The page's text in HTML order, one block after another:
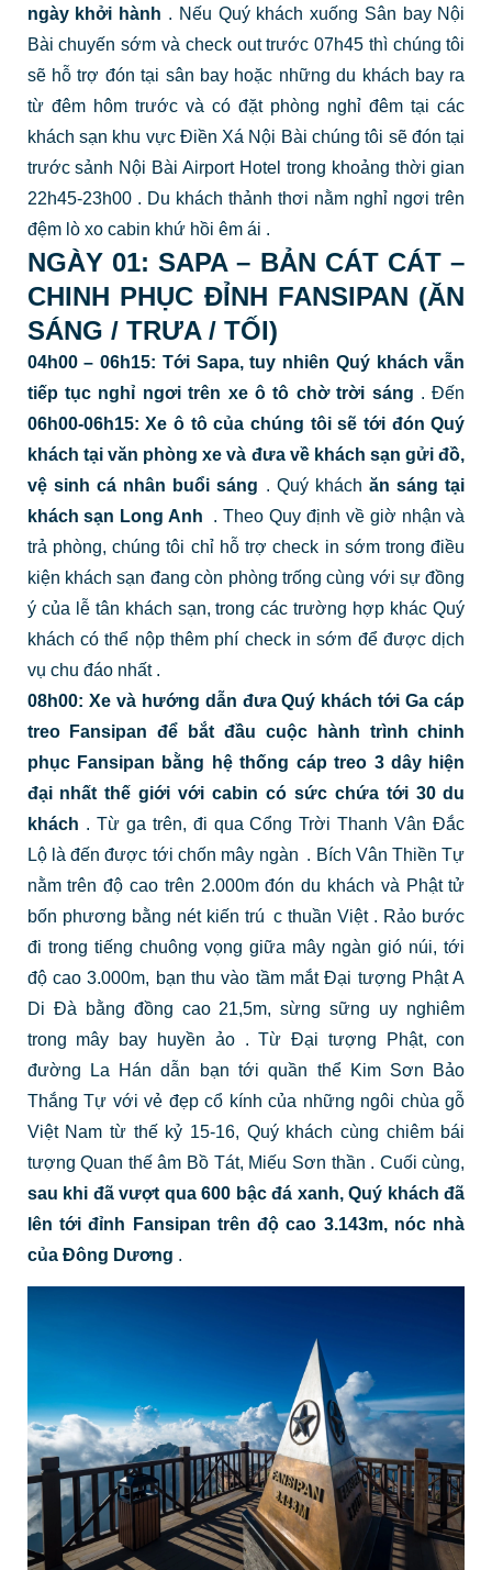
ngày khởi hành . Nếu Quý khách xuống Sân bay Nội
Bài chuyến sớm và check out trước 07h45 thì chúng tôi
sẽ hỗ trợ đón tại sân bay hoặc những du khách bay ra
từ đêm hôm trước và có đặt phòng nghỉ đêm tại các
khách sạn khu vực Điền Xá Nội Bài chúng tôi sẽ đón tại
trước sảnh Nội Bài Airport Hotel trong khoảng thời gian
22h45-23h00 . Du khách thảnh thơi nằm nghỉ ngơi trên
đệm lò xo cabin khứ hồi êm ái .
NGÀY 01: SAPA – BẢN CÁT CÁT –
CHINH PHỤC ĐỈNH FANSIPAN (ĂN
SÁNG / TRƯA / TỐI)
04h00 – 06h15: Tới Sapa, tuy nhiên Quý khách vẫn
tiếp tục nghỉ ngơi trên xe ô tô chờ trời sáng .Đến
06h00-06h15: Xe ô tô của chúng tôi sẽ tới đón Quý
khách tại văn phòng xe và đưa về khách sạn gửi đồ,
vệ sinh cá nhân buổi sáng . Quý kháchăn sáng tại
khách sạn Long Anh
.Theo Quy định về giờ nhận và
trả phòng, chúng tôi chỉ hỗ trợ check in sớm trong điều
kiện khách sạn đang còn phòng trống cùng với sự đồng
ý của lễ tân khách sạn, trong các trường hợp khác Quý
khách có thể nộp thêm phí check in sớm để được dịch
vụ chu đáo nhất .
08h00: Xe và hướng dẫn đưa Quý khách tới Ga cáp
treo Fansipan để bắt đầu cuộc hành trình chinh
phục Fansipan bằng hệ thống cáp treo 3 dây hiện
đại nhất thế giới với cabin có sức chứa tới 30 du
khách . Từ ga trên, đi qua Cổng Trời Thanh Vân Đắc
Lộ là đến được tới chốn mây ngàn . Bích Vân Thiền Tự
nằm trên độ cao trên 2.000m đón du khách và Phật tử
bốn phương bằng nét kiến trú c thuần Việt . Rảo bước
đi trong tiếng chuông vọng giữa mây ngàn gió núi, tới
độ cao 3.000m, bạn thu vào tầm mắt Đại tượng Phật A
Di Đà bằng đồng cao 21,5m, sừng sững uy nghiêm
trong mây bay huyền ảo
.Từ Đại tượng Phật, con
đường La Hán dẫn bạn tới quần thể Kim Sơn Bảo
Thắng Tự với vẻ đẹp cổ kính của những ngôi chùa gỗ
Việt Nam từ thế kỷ 15-16, Quý khách cùng chiêm bái
tượng Quan thế âm Bồ Tát, Miếu Sơn thần . Cuối cùng,
sau khi đã vượt qua 600 bậc đá xanh, Quý khách đã
lên tới đỉnh Fansipan trên độ cao 3.143m, nóc nhà
của Đông Dương .